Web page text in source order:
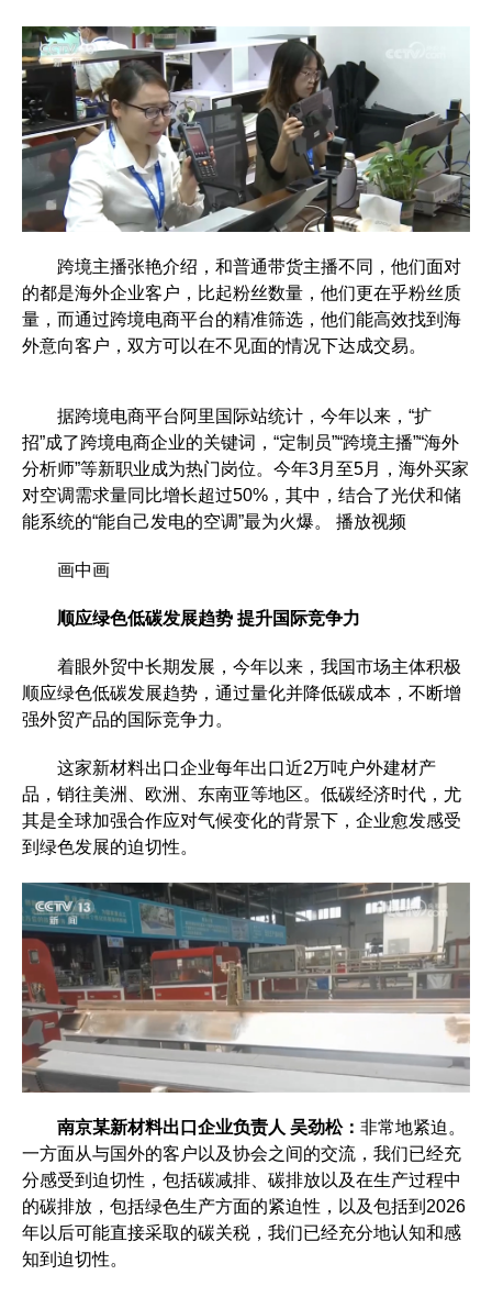
跨境主播张艳介绍，和普通带货主播不同，他们面对
的都是海外企业客户，比起粉丝数量，他们更在乎粉丝质
量，而通过跨境电商平台的精准筛选，他们能高效找到海
外意向客户，双方可以在不见面的情况下达成交易。
据跨境电商平台阿里国际站统计，今年以来，“扩
招”成了跨境电商企业的关键词，“定制员”“跨境主播”“海外
分析师”等新职业成为热门岗位。今年3月至5月，海外买家
对空调需求量同比增长超过50%，其中，结合了光伏和储
能系统的“能自己发电的空调”最为火爆。 播放视频
画中画
顺应绿色低碳发展趋势 提升国际竞争力
着眼外贸中长期发展，今年以来，我国市场主体积极
顺应绿色低碳发展趋势，通过量化并降低碳成本，不断增
强外贸产品的国际竞争力。
这家新材料出口企业每年出口近2万吨户外建材产
品，销往美洲、欧洲、东南亚等地区。低碳经济时代，尤
其是全球加强合作应对气候变化的背景下，企业愈发感受
到绿色发展的迫切性。
南京某新材料出口企业负责人 吴劲松： 非常地紧迫。
一方面从与国外的客户以及协会之间的交流，我们已经充
分感受到迫切性，包括碳减排、碳排放以及在生产过程中
的碳排放，包括绿色生产方面的紧迫性，以及包括到2026
年以后可能直接采取的碳关税，我们已经充分地认知和感
知到迫切性。